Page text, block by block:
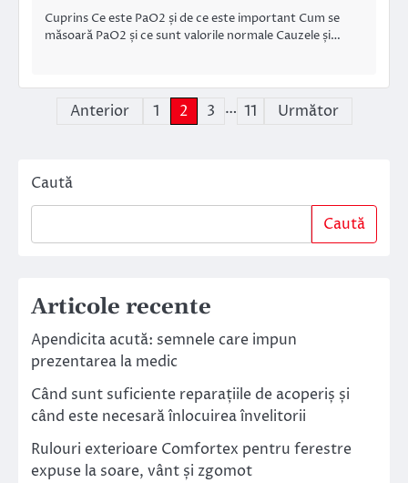
Cuprins Ce este PaO2 și de ce este important Cum se
măsoară PaO2 și ce sunt valorile normale Cauzele și…
Paginație
Anterior 1 2 3 … 11 Următor
Caută
Caută
Articole recente
Apendicita acută: semnele care impun
prezentarea la medic
Când sunt suficiente reparațiile de acoperiș și
când este necesară înlocuirea învelitorii
Rulouri exterioare Comfortex pentru ferestre
expuse la soare, vânt și zgomot